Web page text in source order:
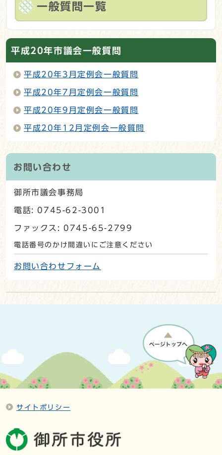
一般質問一覧
平成20年市議会一般質問
平成20年3月定例会一般質問
平成20年7月定例会一般質問
平成20年9月定例会一般質問
平成20年12月定例会一般質問
お問い合わせ
御所市議会事務局
電話: 0745-62-3001
ファックス: 0745-65-2799
電話番号のかけ間違いにご注意ください
お問い合わせフォーム
サイトポリシー